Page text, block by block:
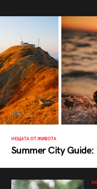
НЕЩАТА ОТ ЖИВОТА
Summer City